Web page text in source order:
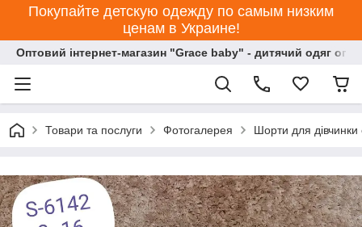
Покупайте детскую одежду по самым низким
ценам в Украине!
Оптовий інтернет-магазин "Grace baby" - дитячий одяг
Товари та послуги Фотогалерея Шорти для